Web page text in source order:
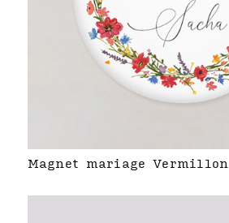
Magnet mariage Vermillon